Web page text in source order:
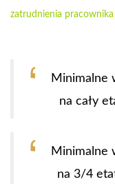
zatrudnienia pracownika
Minimalne
na cały
Minimalne
na 3/4